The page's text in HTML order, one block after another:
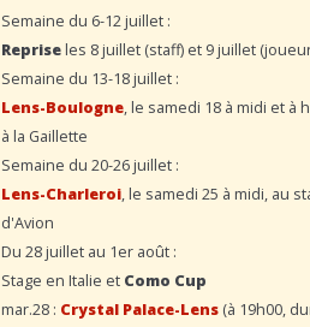
Semaine du 6-12 juillet :
Repriseles 8 juillet (staff) et 9 juillet
Semaine du 13-18 juillet :
Lens-Boulogne, le samedi 18 à midi et à
à la Gaillette
Semaine du 20-26 juillet :
Lens-Charleroi, le samedi 25 à midi, au
d'Avion
Du 28 juillet au 1er août :
Stage en Italie et Como Cup
mar.28 : Crystal Palace-Lens (à 19h00,